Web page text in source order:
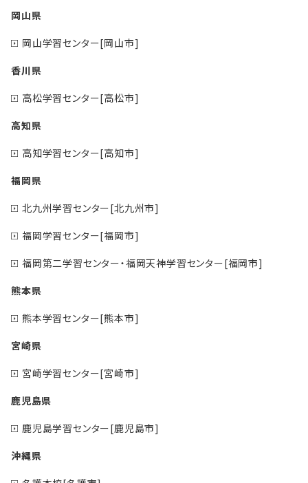
岡山県
岡山学習センター[岡山市]
香川県
高松学習センター[高松市]
高知県
高知学習センター[高知市]
福岡県
北九州学習センター[北九州市]
福岡学習センター[福岡市]
福岡第二学習センター・福岡天神学習センター[福岡市]
熊本県
熊本学習センター[熊本市]
宮崎県
宮崎学習センター[宮崎市]
鹿児島県
鹿児島学習センター[鹿児島市]
沖縄県